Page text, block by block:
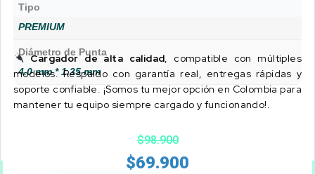
Tipo
PREMIUM
Diámetro de Punta
4.0 mm * 1.35 mm
Cargador de alta calidad, compatible con múltiples
modelos. Respaldo con garantía real, entregas rápidas y
soporte confiable. ¡Somos tu mejor opción en Colombia para
mantener tu equipo siempre cargado y funcionando!.
$98.900
$69.900